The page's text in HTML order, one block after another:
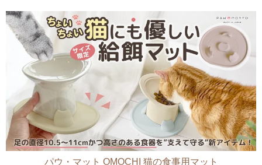
パウ・マット OMOCHI 猫の食事用マット